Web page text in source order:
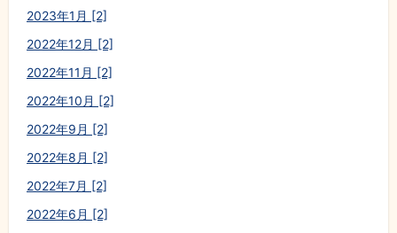
2023年1月 [2]
2022年12月 [2]
2022年11月 [2]
2022年10月 [2]
2022年9月 [2]
2022年8月 [2]
2022年7月 [2]
2022年6月 [2]